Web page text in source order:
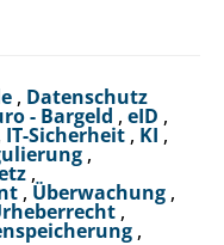
, Datenschutz
- Bargeld , eID ,
IT-Sicherheit , KI ,
,
,
, Überwachung ,
,
,